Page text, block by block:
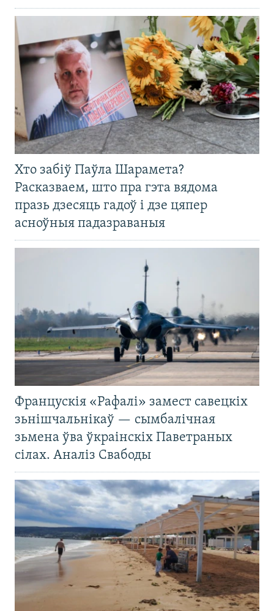
Хто забіў Паўла Шарамета?
Расказваем, што пра гэта вядома
празь дзесяць гадоў і дзе цяпер
асноўныя падазраваныя
Францускія «Рафалі» замест савецкіх
зьнішчальнікаў — сымбалічная
зьмена ўва ўкраінскіх Паветраных
сілах. Аналіз Свабоды